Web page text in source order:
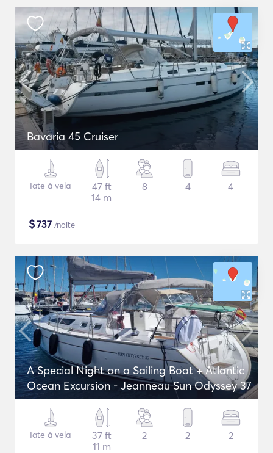
Bavaria 45 Cruiser
Iate à vela
47 ft
14 m
8 4 4
$737 /noite
A Special Night on a Sailing Boat + Atlantic
Ocean Excursion - Jeanneau Sun Odyssey 37
Iate à vela
37 ft
11 m
2 2 2